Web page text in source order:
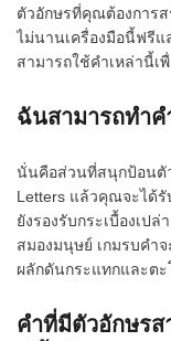
ตัวอักษรที่คุณต้องการส
ไม่นานเครื่องมือนี้ฟรี
สามารถใช้คำเหล่านี้
ฉันสามารถทำค
นั่นคือส่วนที่สนุกป้อนตั
Letters แล้วคุณจะได้รั
ยังรองรับกระเบื้องเป
สมองมนุษย์ เกมรบคำ
ผลักดันกระแทกและตะ
คำที่มีตัวอักษร